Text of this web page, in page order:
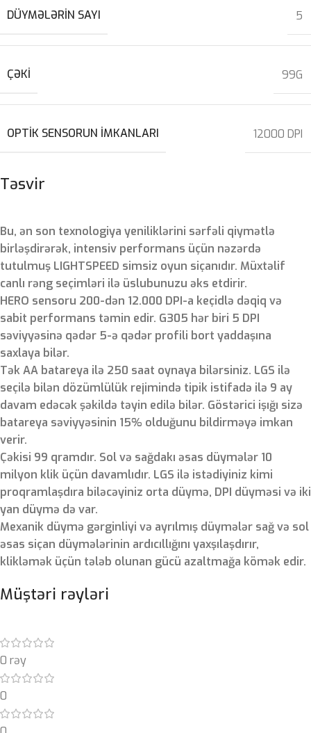
Təsvir
Bu, ən son texnologiya yeniliklərini sərfəli qiymətlə
birləşdirərək, intensiv performans üçün nəzərdə
tutulmuş LIGHTSPEED simsiz oyun siçanıdır. Müxtəlif
canlı rəng seçimləri ilə üslubunuzu əks etdirir.
HERO sensoru 200-dən 12.000 DPI-a keçidlə dəqiq və
sabit performans təmin edir. G305 hər biri 5 DPI
səviyyəsinə qədər 5-ə qədər profili bort yaddaşına
saxlaya bilər.
Tək AA batareya ilə 250 saat oynaya bilərsiniz. LGS ilə
seçilə bilən dözümlülük rejimində tipik istifadə ilə 9 ay
davam edəcək şəkildə təyin edilə bilər. Göstərici işığı sizə
batareya səviyyəsinin 15% olduğunu bildirməyə imkan
verir.
Çəkisi 99 qramdır. Sol və sağdakı əsas düymələr 10
milyon klik üçün davamlıdır. LGS ilə istədiyiniz kimi
proqramlaşdıra biləcəyiniz orta düymə, DPI düyməsi və iki
yan düymə də var.
Mexanik düymə gərginliyi və ayrılmış düymələr sağ və sol
əsas siçan düymələrinin ardıcıllığını yaxşılaşdırır,
klikləmək üçün tələb olunan gücü azaltmağa kömək edir.
DÜYMƏLƏRIN SAYI 5
ÇƏKI 99G
OPTIK SENSORUN IMKANLARI 12000 DPI
Müştəri rəyləri
0 rəy
0